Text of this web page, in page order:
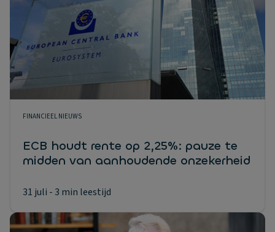
FINANCIEEL NIEUWS
ECB houdt rente op 2,25%: pauze te
midden van aanhoudende onzekerheid
31 juli - 3 min leestijd